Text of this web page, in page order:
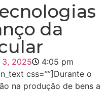
da
3, 2025
4:05 pm
css=””] Durante o
na produção de bens a